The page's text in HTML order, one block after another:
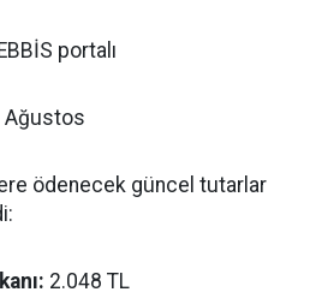
portalı
Ağustos
ödenecek güncel tutarlar
2.048 TL